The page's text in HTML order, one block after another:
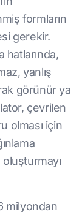
formların
gerekir.
hatlarında,
yanlış
görünür ya
çevrilen
olması için
milyondan